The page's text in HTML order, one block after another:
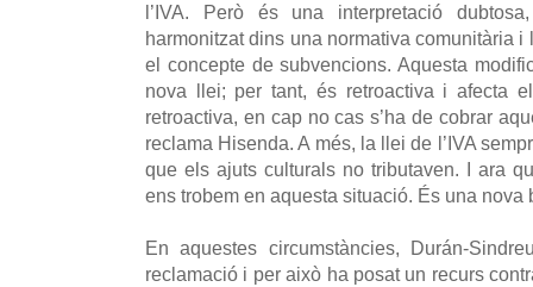
l’IVA. Però és una interpretació
harmonitzat dins una normativa comunitària
el concepte de subvencions. Aquesta
nova llei; per tant, és retroactiva i afecta
retroactiva, en cap no cas s’ha de cobrar
reclama Hisenda. A més, la llei de l’IVA
que els ajuts culturals no tributaven. I ara
ens trobem en aquesta situació. És una nova
En aquestes circumstàncies, Durán-
reclamació i per això ha posat un recurs